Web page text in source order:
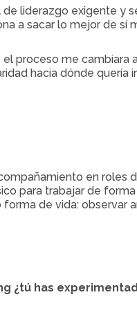
liderazgo exigente y
a sacar lo mejor de sí
proceso me
hacia dónde quería
en
para trabajar de
de vida: observar
¿tú has